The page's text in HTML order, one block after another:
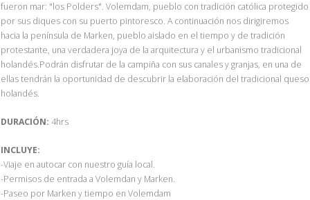
fueron mar: "los Polders". Volemdam, pueblo con tradición católica protegido
por sus diques con su puerto pintoresco. A continuación nos dirigiremos
hacia la península de Marken, pueblo aislado en el tiempo y de tradición
protestante, una verdadera joya de la arquitectura y el urbanismo tradicional
holandés.Podrán disfrutar de la campiña con sus canales y granjas, en una de
ellas tendrán la oportunidad de descubrir la elaboración del tradicional queso
holandés.
DURACIÓN: 4hrs
INCLUYE:
-Viaje en autocar con nuestro guía local.
-Permisos de entrada a Volemdan y Marken.
-Paseo por Marken y tiempo en Volemdam